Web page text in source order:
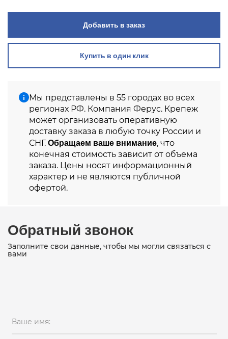
Добавить в заказ
Купить в один клик
Мы представлены в 55 городах во всех
регионах РФ. Компания Ферус. Крепеж
может организовать оперативную
доставку заказа в любую точку России и
СНГ. Обращаем ваше внимание, что
конечная стоимость зависит от объема
заказа. Цены носят информационный
характер и не являются публичной
офертой.
Обратный звонок
Заполните свои данные, чтобы мы могли связаться с
вами
Ваше имя: